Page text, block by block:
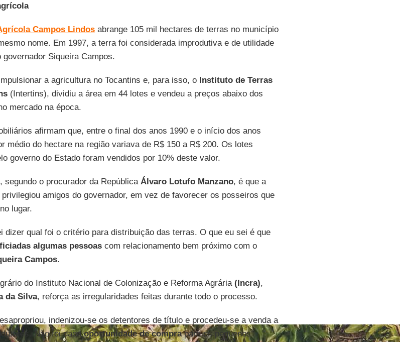
Campos Lindosabrange 105 mil hectares de terras no município
nome. Em 1997, a terra foi considerada improdutiva e de utilidade
governador Siqueira Campos.
a agricultura no Tocantins e, para isso, o Instituto de Terras
(Intertins), dividiu a área em 44 lotes e vendeu a preços abaixo dos
mercado na época.
afirmam que, entre o final dos anos 1990 e o início dos anos
médio do hectare na região variava de R$ 150 a R$ 200. Os lotes
governo do Estado foram vendidos por 10% deste valor.
segundo o procurador da República Álvaro Lotufo Manzano, é que a
amigos do governador, em vez de favorecer os posseiros que
lugar.
dizer qual foi o critério para distribuição das terras. O que eu sei é que
algumas pessoascom relacionamento bem próximo com o
Campos.
do Instituto Nacional de Colonização e Reforma Agrária(Incra),
da Silva, reforça as irregularidades feitas durante todo o processo.
indenizou-se os detentores de título e procedeu-se a venda a
Não foi dadaoportunidade de comprapara os pequenos